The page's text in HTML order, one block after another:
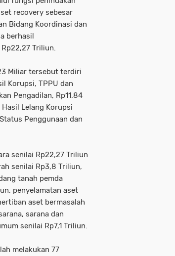
recovery sebesar
Bidang Koordinasi dan
berhasil
Triliun.
Miliar tersebut terdiri
Korupsi, TPPU dan
Pengadilan, Rp11.84
Lelang Korupsi
Penggunaan dan
senilai Rp22,27 Triliun
senilai Rp3,8 Triliun,
tanah pemda
penyelamatan aset
aset bermasalah
sarana dan
senilai Rp7,1 Triliun.
melakukan 77